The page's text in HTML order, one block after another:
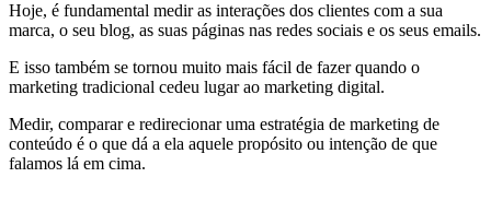
Hoje, é fundamental medir as interações dos clientes com a sua
marca, o seu blog, as suas páginas nas redes sociais e os seus emails.
E isso também se tornou muito mais fácil de fazer quando o
marketing tradicional cedeu lugar ao marketing digital.
Medir, comparar e redirecionar uma estratégia de marketing de
conteúdo é o que dá a ela aquele propósito ou intenção de que
falamos lá em cima.